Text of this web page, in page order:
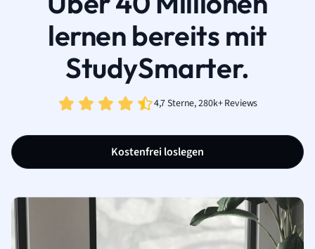
lernen bereits mit
StudySmarter.
4,7 Sterne, 280k+ Reviews
Kostenfrei loslegen